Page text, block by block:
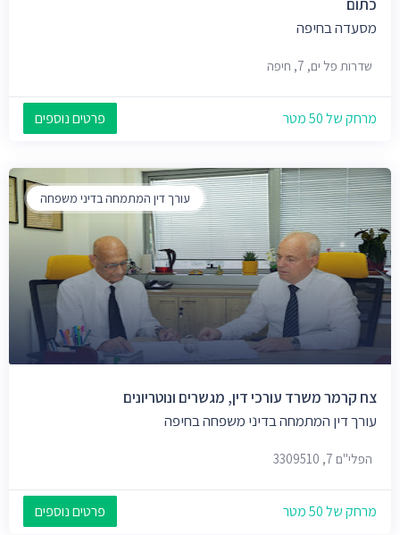
כתום
מסעדה בחיפה
שדרות פל ים, 7, חיפה
מרחק של 50 מטר פרטים נוספים
עורך דין המתמחה בדיני משפחה
צח קרמר משרד עורכי דין, מגשרים ונוטריונים
עורך דין המתמחה בדיני משפחה בחיפה
הפלי"ם 7, 3309510
מרחק של 50 מטר פרטים נוספים